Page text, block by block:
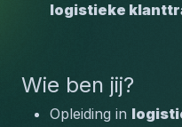
logistieke
Wie ben jij?
Opleiding in